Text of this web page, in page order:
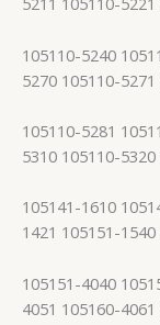
105110-5240
5270 105110-
105110-5281
5310 105110-
105141-1610
1421 105151-
105151-4040
4051 105160-